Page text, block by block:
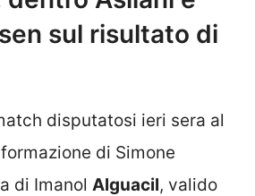
sul risultato di
disputatosi ieri sera al
formazione di Simone
di Imanol Alguacil, valido